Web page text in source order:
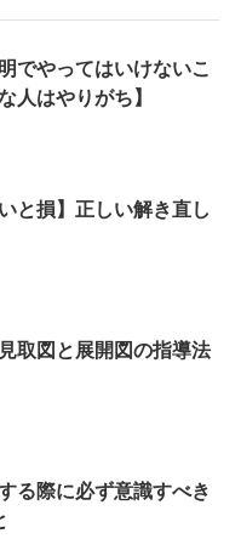
でやってはいけないこ
人はやりがち】
と損】正しい解き直し
取図と展開図の指導法
る際に必ず意識すべき